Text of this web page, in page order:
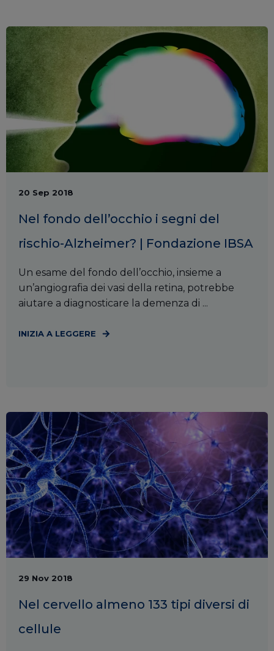
20 Sep 2018
Nel fondo dell’occhio i segni del
rischio-Alzheimer? | Fondazione IBSA
Un esame del fondo dell’occhio, insieme a
un’angiografia dei vasi della retina, potrebbe
aiutare a diagnosticare la demenza di ...
INIZIA A LEGGERE
29 Nov 2018
Nel cervello almeno 133 tipi diversi di
cellule